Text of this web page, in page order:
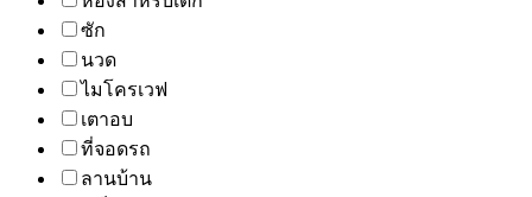
ซัก
นวด
ไมโครเวฟ
เตาอบ
ที่จอดรถ
ลานบ้าน